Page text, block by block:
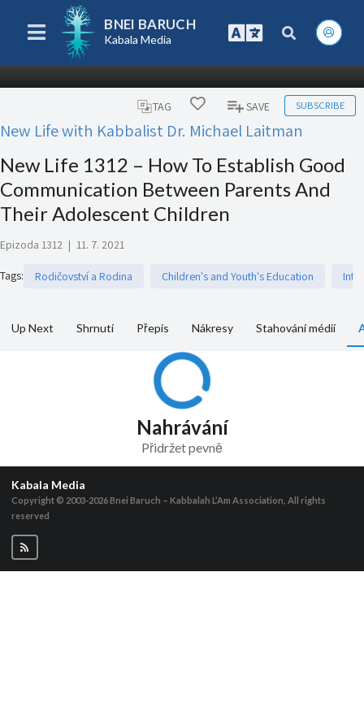
BNEI BARUCH
Kabala Media
TAG SAVE SUBSCRIBE
New Life with Kabbalist Dr. Michael Laitman
New Life 1312 – How To Establish Good
Communication Between Parents And
Their Adolescent Children
Epizoda 1312 | 11. 7. 2021
Tags: Rodičovství a Rodina Children's and Youth's Education
Up Next Shrnutí Přepis Nákresy Stahování médií
Nahrávání
Přidržet pevně
Kabala Media
Copyright © 2003-2026Bnei Baruch – Kabbalah L’Am Association, All rights
reserved